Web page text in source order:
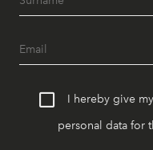
I hereby give
personal data for